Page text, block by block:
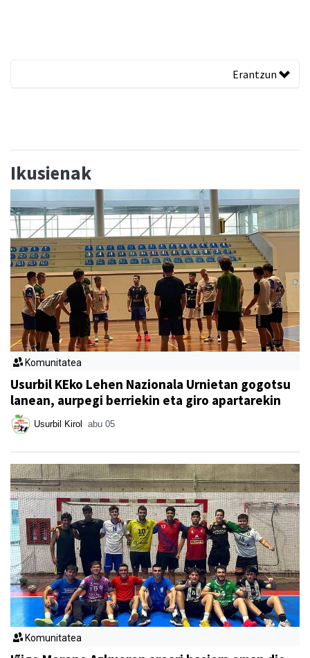
Erantzun
Ikusienak
Komunitatea
Usurbil KEko Lehen Nazionala Urnietan gogotsu
lanean, aurpegi berriekin eta giro apartarekin
Usurbil Kirol abu 05
Komunitatea